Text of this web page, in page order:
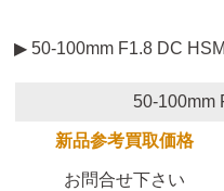
▶ 50-100mm F1.8 DC
50-100mm
新品参考買取価格
お問合せ下さい